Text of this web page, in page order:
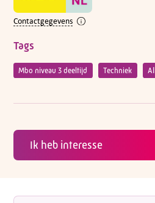
Contactgegevens
Tags
Mbo niveau 3 deeltijd Techniek
Ik heb interesse